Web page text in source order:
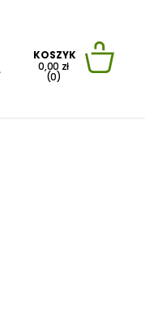
KOSZYK
0,00 zł
(0)